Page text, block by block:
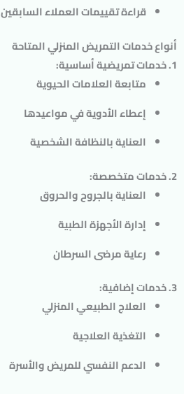
قراءة تقييمات العملاء السابقين
أنواع خدمات التمريض المنزلي المتاحة
1. خدمات تمريضية أساسية:
متابعة العلامات الحيوية
إعطاء الأدوية في مواعيدها
العناية بالنظافة الشخصية
2. خدمات متخصصة:
العناية بالجروح والحروق
إدارة الأجهزة الطبية
رعاية مرضى السرطان
3. خدمات إضافية:
العلاج الطبيعي المنزلي
التغذية العلاجية
الدعم النفسي للمريض والأسرة